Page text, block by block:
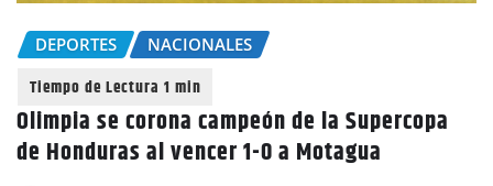
DEPORTES NACIONALES
Olimpia se corona campeón de la Supercopa
de Honduras al vencer 1-0 a Motagua